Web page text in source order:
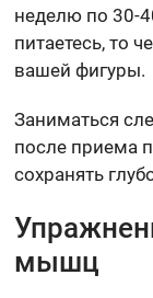
неделю по 30-
питаетесь, то
вашей фигуры.
Заниматься
после приема
сохранять
мышц